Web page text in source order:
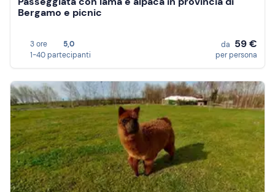
Bergamo e picnic
3 ore
5,0
1-40 partecipanti
da 59 €
per persona